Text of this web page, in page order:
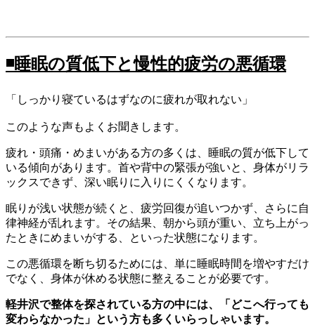
◾️睡眠の質低下と慢性的疲労の悪循環
「しっかり寝ているはずなのに疲れが取れない」
このような声もよくお聞きします。
疲れ・頭痛・めまいがある方の多くは、睡眠の質が低下して
いる傾向があります。首や背中の緊張が強いと、身体がリラ
ックスできず、深い眠りに入りにくくなります。
眠りが浅い状態が続くと、疲労回復が追いつかず、さらに自
律神経が乱れます。その結果、朝から頭が重い、立ち上がっ
たときにめまいがする、といった状態になります。
この悪循環を断ち切るためには、単に睡眠時間を増やすだけ
でなく、身体が休める状態に整えることが必要です。
軽井沢で整体を探されている方の中には、「どこへ行っても
変わらなかった」という方も多くいらっしゃいます。